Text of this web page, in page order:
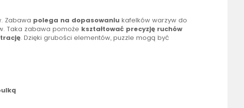
Zabawa polega na dopasowaniukafelków warzyw do
Taka zabawa pomoże kształtować precyzję ruchów
. Dzięki grubości elementów, puzzle mogą być